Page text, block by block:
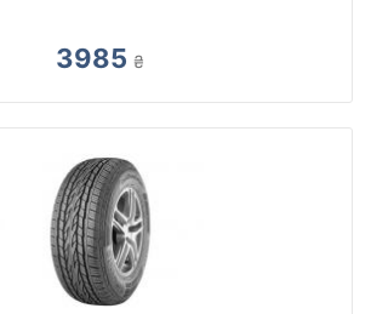
3985 ₴